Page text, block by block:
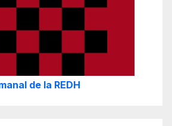
de la REDH